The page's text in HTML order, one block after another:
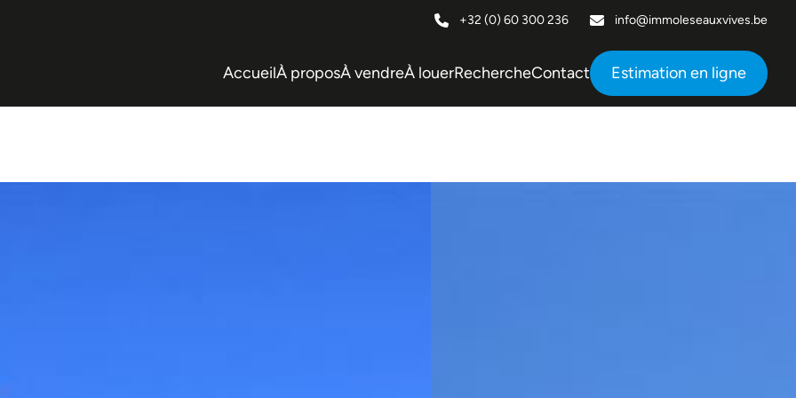
+32 (0) 60 300 236 info@immoleseauxvives.be
AccueilÀ proposÀ vendreÀ louerRechercheContact Estimation en ligne